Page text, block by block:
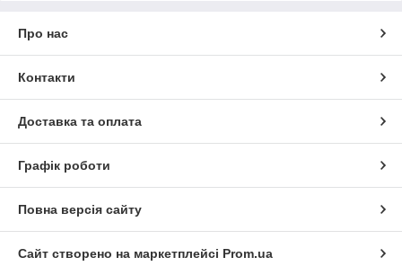
Про нас
Контакти
Доставка та оплата
Графік роботи
Повна версія сайту
Сайт створено на маркетплейсі Prom.ua